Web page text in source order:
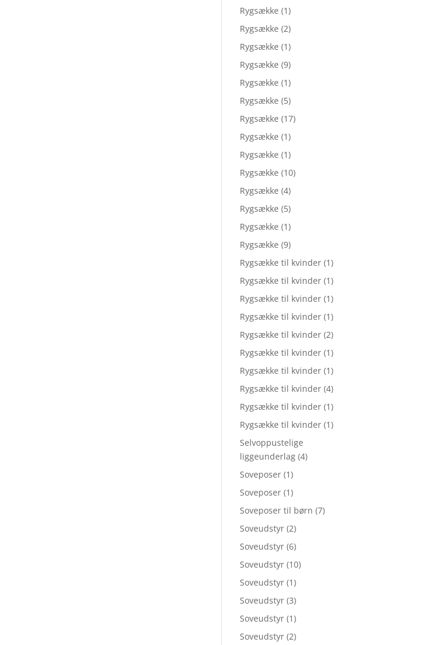
Rygsække (1)
Rygsække (2)
Rygsække (1)
Rygsække (9)
Rygsække (1)
Rygsække (5)
Rygsække (17)
Rygsække (1)
Rygsække (1)
Rygsække (10)
Rygsække (4)
Rygsække (5)
Rygsække (1)
Rygsække (9)
Rygsække til kvinder (1)
Rygsække til kvinder (1)
Rygsække til kvinder (1)
Rygsække til kvinder (1)
Rygsække til kvinder (2)
Rygsække til kvinder (1)
Rygsække til kvinder (1)
Rygsække til kvinder (4)
Rygsække til kvinder (1)
Rygsække til kvinder (1)
Selvoppustelige
liggeunderlag (4)
Soveposer (1)
Soveposer (1)
Soveposer til børn (7)
Soveudstyr (2)
Soveudstyr (6)
Soveudstyr (10)
Soveudstyr (1)
Soveudstyr (3)
Soveudstyr (1)
Soveudstyr (2)